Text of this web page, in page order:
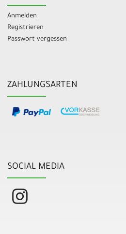
Anmelden
Registrieren
Passwort vergessen
ZAHLUNGSARTEN
SOCIAL MEDIA